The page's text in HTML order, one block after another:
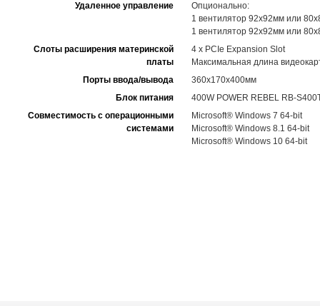
Удаленное управление
Опционально:
1 вентилятор 92x92мм или
1 вентилятор 92x92мм или
Слоты расширения материнской
платы
4 x PCIe Expansion Slot
Максимальная длина
Порты ввода/вывода
360x170x400мм
Блок питания
400W POWER REBEL RB-
Совместимость с операционными
системами
Microsoft® Windows 7 64-bit
Microsoft® Windows 8.1 64-bit
Microsoft® Windows 10 64-bit